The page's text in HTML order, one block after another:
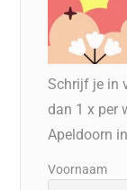
Schrijf je in
dan 1 x per
Apeldoorn
Voornaam